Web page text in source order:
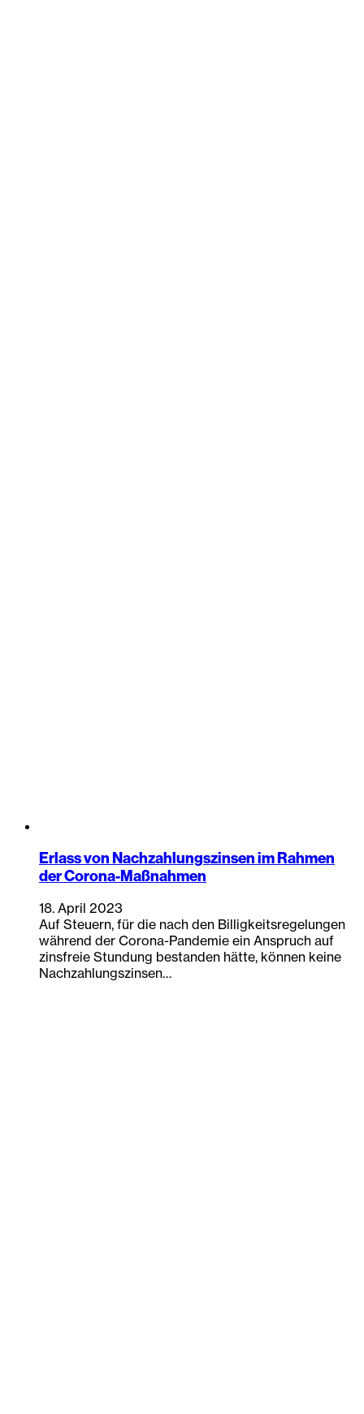
Erlass von Nachzahlungszinsen im Rahmen
der Corona-Maßnahmen
18. April 2023
Auf Steuern, für die nach den Billigkeitsregelungen
während der Corona-Pandemie ein Anspruch auf
zinsfreie Stundung bestanden hätte, können keine
Nachzahlungszinsen…